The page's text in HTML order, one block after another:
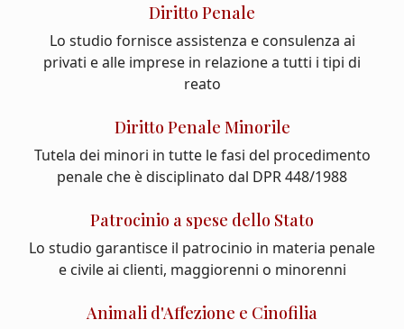
Diritto Penale
Lo studio fornisce assistenza e consulenza ai
privati e alle imprese in relazione a tutti i tipi di
reato
Diritto Penale Minorile
Tutela dei minori in tutte le fasi del procedimento
penale che è disciplinato dal DPR 448/1988
Patrocinio a spese dello Stato
Lo studio garantisce il patrocinio in materia penale
e civile ai clienti, maggiorenni o minorenni
Animali d'Affezione e Cinofilia